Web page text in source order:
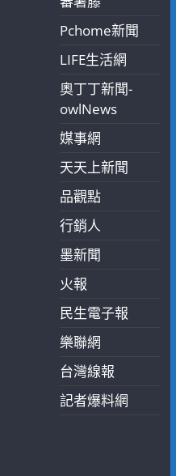
Pchome新聞
LIFE生活網
奧丁丁新聞-
owlNews
媒事網
天天上新聞
品觀點
行銷人
墨新聞
火報
民生電子報
樂聯網
台灣線報
記者爆料網